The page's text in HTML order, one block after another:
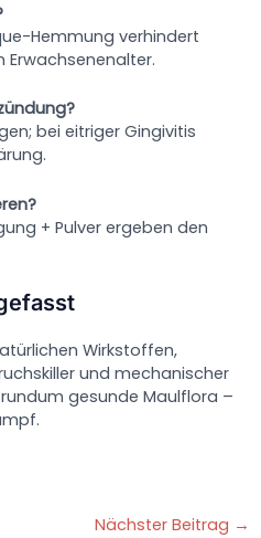
Hem­mung verhindert
bei eitriger Gingivitis
+ Pulver ergeben den
Wirkstoffen,
und mechanischer
gesunde Maulflora –
Nächster Beitrag →